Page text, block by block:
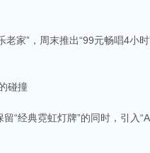
老家”，周末推出“99元畅唱4
碰撞
“经典霓虹灯牌”的同时，引入